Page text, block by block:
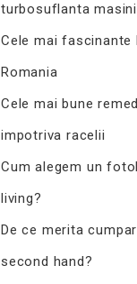
turbosuflanta
Cele mai fascinante
Romania
Cele mai bune
impotriva racelii
Cum alegem un
living?
De ce merita
second hand?